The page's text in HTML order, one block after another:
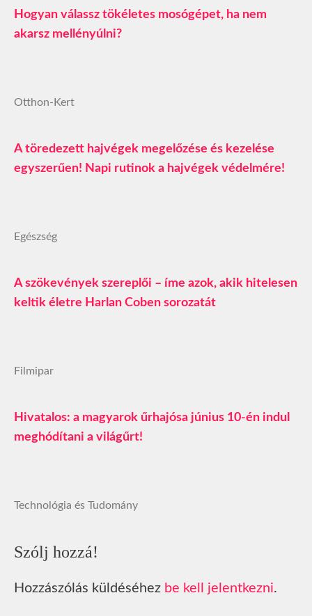
Hogyan válassz tökéletes mosógépet, ha nem
akarsz mellényúlni?
Otthon-Kert
A töredezett hajvégek megelőzése és kezelése
egyszerűen! Napi rutinok a hajvégek védelmére!
Egészség
A szökevények szereplői – íme azok, akik hitelesen
keltik életre Harlan Coben sorozatát
Filmipar
Hivatalos: a magyarok űrhajósa június 10-én indul
meghódítani a világűrt!
Technológia és Tudomány
Szólj hozzá!
Hozzászólás küldéséhez be kell jelentkezni.